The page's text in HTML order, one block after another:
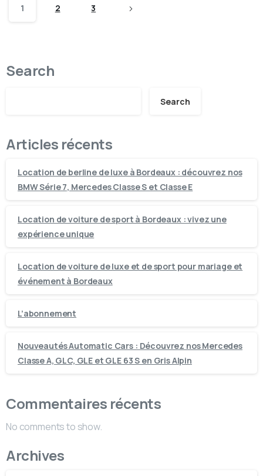
1 2 3
Search
Search
Articles récents
Location de berline de luxe à Bordeaux : découvrez nos
BMW Série 7, Mercedes Classe S et Classe E
Location de voiture de sport à Bordeaux : vivez une
expérience unique
Location de voiture de luxe et de sport pour mariage et
événement à Bordeaux
L’abonnement
Nouveautés Automatic Cars : Découvrez nos Mercedes
Classe A, GLC, GLE et GLE 63 S en Gris Alpin
Commentaires récents
No comments to show.
Archives